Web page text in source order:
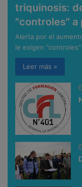
triquinosis:
"controles" a
Alerta por el
le exigen
Leer más »